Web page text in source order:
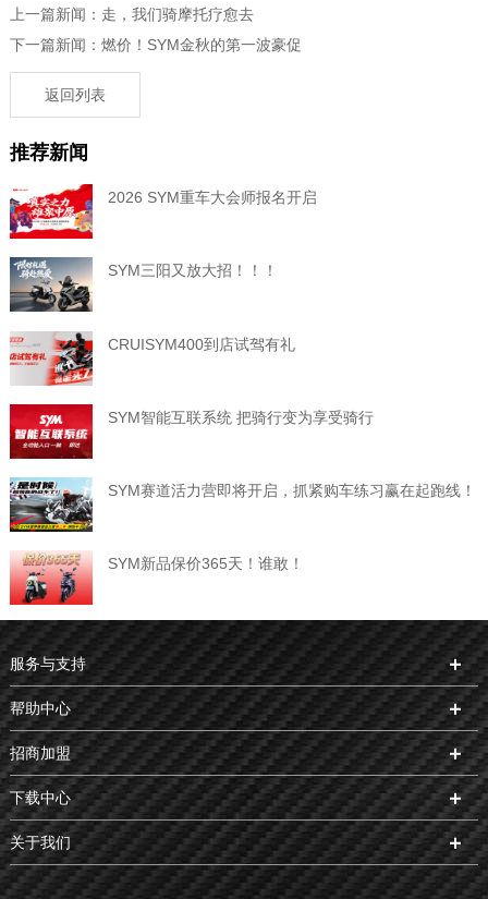
上一篇新闻：走，我们骑摩托疗愈去
下一篇新闻：燃价！SYM金秋的第一波豪促
返回列表
推荐新闻
2026 SYM重车大会师报名开启
SYM三阳又放大招！！！
CRUISYM400到店试驾有礼
SYM智能互联系统 把骑行变为享受骑行
SYM赛道活力营即将开启，抓紧购车练习赢在起跑线！
SYM新品保价365天！谁敢！
服务与支持
帮助中心
招商加盟
下载中心
关于我们